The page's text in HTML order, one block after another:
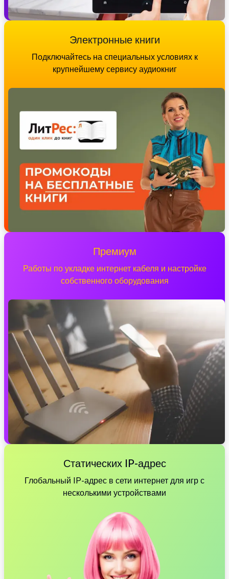
Электронные книги
Подключайтесь на специальных условиях к
крупнейшему сервису аудиокниг
Премиум
Работы по укладке интернет кабеля и настройке
собственного оборудования
Статических IP-адрес
Глобальный IP-адрес в сети интернет для игр с
несколькими устройствами